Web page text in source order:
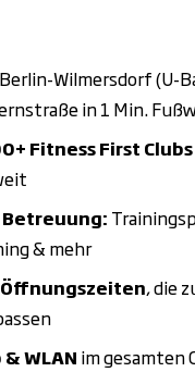
Wilmersdorf (U-
in 1 Min.
Fitness First Clubs
& mehr
, die
WLAN im gesamten
Option:
einer 24-
Smart trainieren,
High Performance